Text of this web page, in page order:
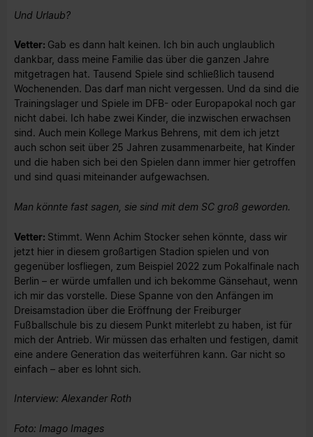
Und Urlaub?
Vetter: Gab es dann halt keinen. Ich bin auch unglaublich
dankbar, dass meine Familie das über die ganzen Jahre
mitgetragen hat. Tausend Spiele sind schließlich tausend
Wochenenden. Das darf man nicht vergessen. Und da sind die
Trainingslager und Spiele im DFB- oder Europapokal noch gar
nicht dabei. Ich habe zwei Kinder, die inzwischen erwachsen
sind. Auch mein Kollege Markus Behrens, mit dem ich jetzt
auch schon seit über 25 Jahren zusammenarbeite, hat Kinder
und die haben sich bei den Spielen dann immer hier getroffen
und sind quasi miteinander aufgewachsen.
Man könnte fast sagen, sie sind mit dem SC groß geworden.
Vetter: Stimmt. Wenn Achim Stocker sehen könnte, dass wir
jetzt hier in diesem großartigen Stadion spielen und von
gegenüber losfliegen, zum Beispiel 2022 zum Pokalfinale nach
Berlin – er würde umfallen und ich bekomme Gänsehaut, wenn
ich mir das vorstelle. Diese Spanne von den Anfängen im
Dreisamstadion über die Eröffnung der Freiburger
Fußballschule bis zu diesem Punkt miterlebt zu haben, ist für
mich der Antrieb. Wir müssen das erhalten und festigen, damit
eine andere Generation das weiterführen kann. Gar nicht so
einfach – aber es lohnt sich.
Interview: Alexander Roth
Foto: Imago Images